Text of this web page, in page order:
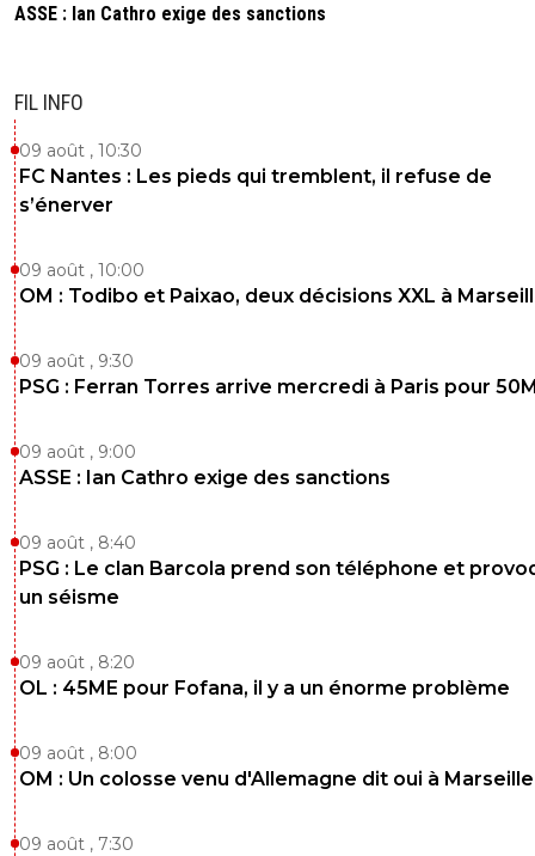
ASSE : Ian Cathro exige des sanctions
FIL INFO
09 août , 10:30
FC Nantes : Les pieds qui tremblent, il refuse de
s’énerver
09 août , 10:00
OM : Todibo et Paixao, deux décisions XXL à
09 août , 9:30
PSG : Ferran Torres arrive mercredi à Paris pour
09 août , 9:00
ASSE : Ian Cathro exige des sanctions
09 août , 8:40
PSG : Le clan Barcola prend son téléphone et
un séisme
09 août , 8:20
OL : 45ME pour Fofana, il y a un énorme problème
09 août , 8:00
OM : Un colosse venu d'Allemagne dit oui à Marseille
09 août , 7:30